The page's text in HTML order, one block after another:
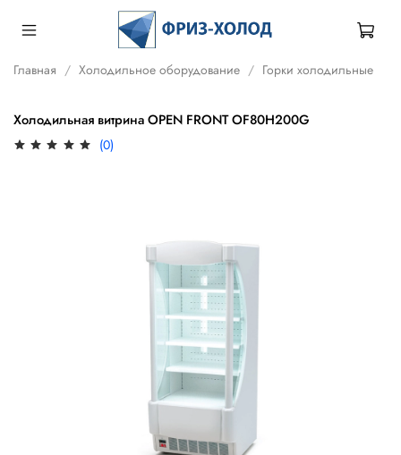
Главная Холодильное оборудование Горки холодильные
Холодильная витрина OPEN FRONT OF80H200G
(0)